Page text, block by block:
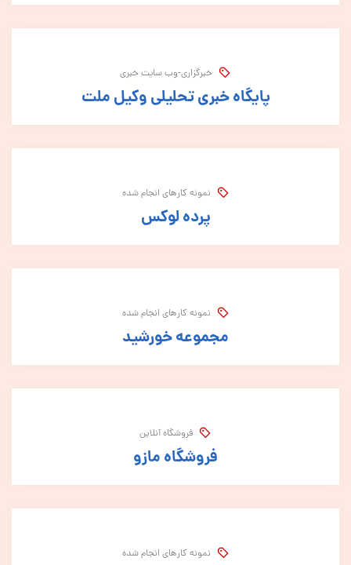
خبرگزاری-وب سایت خبری
پایگاه خبری تحلیلی وکیل ملت
نمونه کارهای انجام شده
پرده لوکس
نمونه کارهای انجام شده
مجموعه خورشید
فروشگاه آنلاین
فروشگاه مازو
نمونه کارهای انجام شده